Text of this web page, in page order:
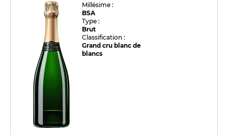
Millésime :
BSA
Type :
Brut
Classification :
Grand cru blanc de
blancs